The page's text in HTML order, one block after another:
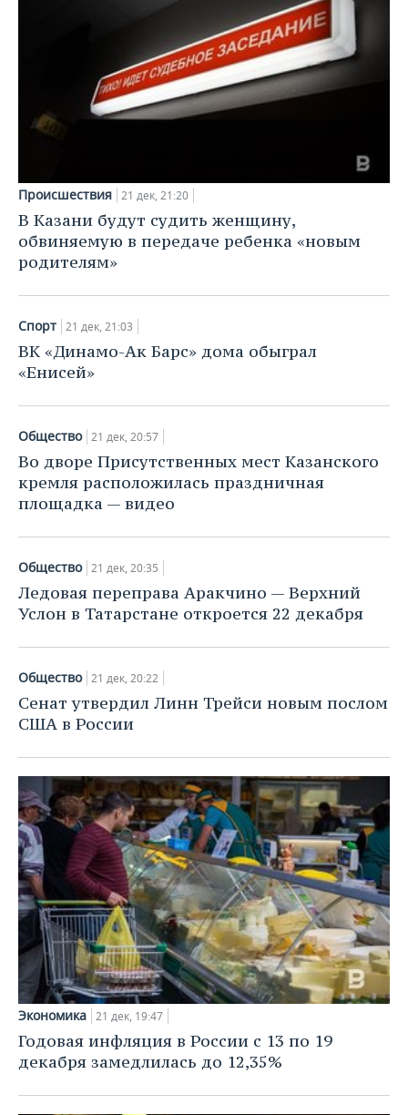
Происшествия 21 дек, 21:20
В Казани будут судить женщину,
обвиняемую в передаче ребенка «новым
родителям»
Спорт 21 дек, 21:03
ВК «Динамо-Ак Барс» дома обыграл
«Енисей»
Общество 21 дек, 20:57
Во дворе Присутственных мест Казанского
кремля расположилась праздничная
площадка — видео
Общество 21 дек, 20:35
Ледовая переправа Аракчино — Верхний
Услон в Татарстане откроется 22 декабря
Общество 21 дек, 20:22
Сенат утвердил Линн Трейси новым послом
США в России
Экономика 21 дек, 19:47
Годовая инфляция в России с 13 по 19
декабря замедлилась до 12,35%